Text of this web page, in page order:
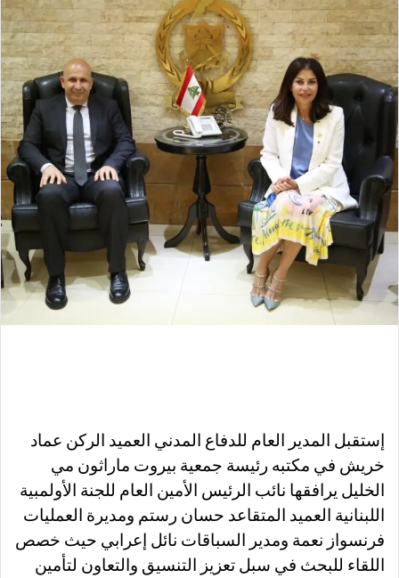
إستقبل المدير العام للدفاع المدني العميد الركن عماد
خريش في مكتبه رئيسة جمعية بيروت ماراثون مي
الخليل يرافقها نائب الرئيس الأمين العام للجنة الأولمبية
اللبنانية العميد المتقاعد حسان رستم ومديرة العمليات
فرنسواز نعمة ومدير السباقات نائل إعرابي حيث خصص
اللقاء للبحث في سبل تعزيز التنسيق والتعاون لتأمين